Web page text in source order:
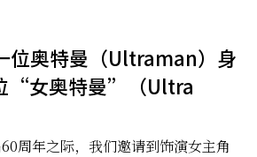
位奥特曼（Ultraman）身
“女奥特曼”（Ultra
周年之际，我们邀请到饰演女主角